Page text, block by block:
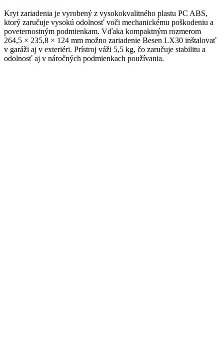
Kryt zariadenia je vyrobený z vysokokvalitného plastu PC ABS,
ktorý zaručuje vysokú odolnosť voči mechanickému poškodeniu a
poveternostným podmienkam. Vďaka kompaktným rozmerom
264,5 × 235,8 × 124 mm možno zariadenie Besen LX30 inštalovať
v garáži aj v exteriéri. Prístroj váži 5,5 kg, čo zaručuje stabilitu a
odolnosť aj v náročných podmienkach používania.